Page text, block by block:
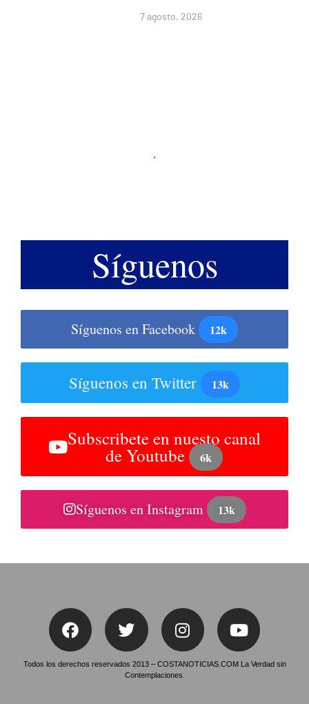
7 agosto, 2026
Síguenos
Síguenos en Facebook 12k
Síguenos en Twitter 13k
Subscribete en nuesto canal
de Youtube 6k
Síguenos en Instagram 13k
Todos los derechos reservados 2013 – COSTANOTICIAS.COM La Verdad sin
Contemplaciones.